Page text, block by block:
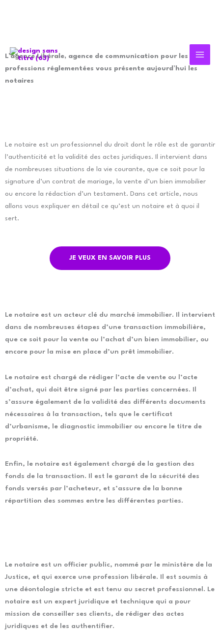
L’agence Libérale, agence de communication pour les
professions réglementées vous présente aujourd’hui les
notaires
Le notaire est un professionnel du droit dont le rôle est de garantir
l’authenticité et la validité des actes juridiques. Il intervient dans
de nombreuses situations de la vie courante, que ce soit pour la
signature d’un contrat de mariage, la vente d’un bien immobilier
ou encore la rédaction d’un testament. Dans cet article, nous
allons vous expliquer en détail ce qu’est un notaire et à quoi il
sert.
JE VEUX EN SAVOIR PLUS
Le notaire est un acteur clé du marché immobilier. Il intervient
dans de nombreuses étapes d’une transaction immobilière,
que ce soit pour la vente ou l’achat d’un bien immobilier, ou
encore pour la mise en place d’un prêt immobilier.
Le notaire est chargé de rédiger l’acte de vente ou l’acte
d’achat, qui doit être signé par les parties concernées. Il
s’assure également de la validité des différents documents
nécessaires à la transaction, tels que le certificat
d’urbanisme, le diagnostic immobilier ou encore le titre de
propriété.
Enfin, le notaire est également chargé de la gestion des
fonds de la transaction. Il est le garant de la sécurité des
fonds versés par l’acheteur, et s’assure de la bonne
répartition des sommes entre les différentes parties.
Le notaire est un officier public, nommé par le ministère de la
Justice, et qui exerce une profession libérale. Il est soumis à
une déontologie stricte et est tenu au secret professionnel. Le
notaire est un expert juridique et technique qui a pour
mission de conseiller ses clients, de rédiger des actes
juridiques et de les authentifier.